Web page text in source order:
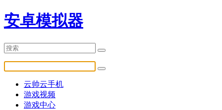
安卓模拟器
云帅云手机
游戏视频
游戏中心